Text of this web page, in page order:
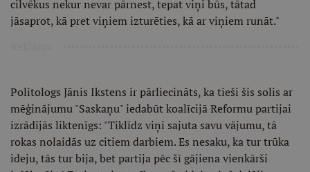
cilvēkus nekur nevar pārnest, tepat viņi būs, tātad
jāsaprot, kā pret viņiem izturēties, kā ar viņiem runāt."
Politologs Jānis Ikstens ir pārliecināts, ka tieši šis solis ar
mēģinājumu "Saskaņu" iedabūt koalīcijā Reformu partijai
izrādījās liktenīgs: "Tiklīdz viņi sajuta savu vājumu, tā
rokas nolaidās uz citiem darbiem. Es nesaku, ka tur trūka
ideju, tās tur bija, bet partija pēc šī gājiena vienkārši